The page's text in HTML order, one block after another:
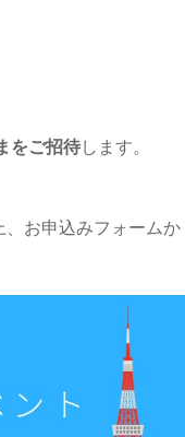
をご招待します。
、お申込みフォームか